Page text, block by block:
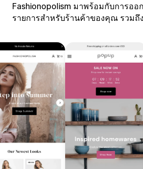
Fashionopolism มาพร้อมกับการออ
รายการสำหรับร้านค้าของคุณ รวมถึ